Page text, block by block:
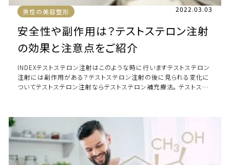
男性の美容整形 2022.03.03
安全性や副作用は？テストステロン注射
の効果と注意点をご紹介
INDEXテストステロン注射はこのような時に行いますテストステロン
注射には副作用がある？テストステロン注射の後に見られる変化に
ついてテストステロン注射ならテストステロン補充療法。 テストステ